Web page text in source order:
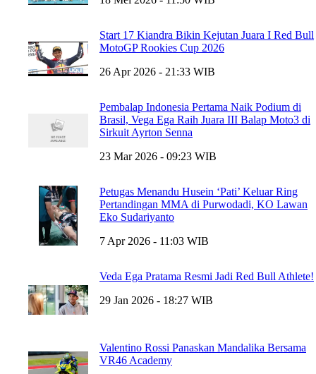
Start 17 Kiandra Bikin Kejutan Juara I Red Bull
MotoGP Rookies Cup 2026
26 Apr 2026 - 21:33 WIB
Pembalap Indonesia Pertama Naik Podium di
Brasil, Vega Ega Raih Juara III Balap Moto3 di
Sirkuit Ayrton Senna
23 Mar 2026 - 09:23 WIB
Petugas Menandu Husein ‘Pati’ Keluar Ring
Pertandingan MMA di Purwodadi, KO Lawan
Eko Sudariyanto
7 Apr 2026 - 11:03 WIB
Veda Ega Pratama Resmi Jadi Red Bull Athlete!
29 Jan 2026 - 18:27 WIB
Valentino Rossi Panaskan Mandalika Bersama
VR46 Academy